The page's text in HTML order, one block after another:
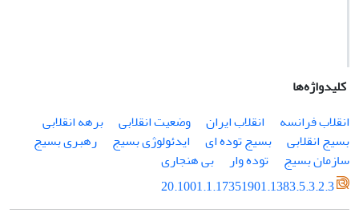
کلیدواژه‌ها
انقلاب فرانسه
انقلاب ایران وضعیت انقلابی
برهه انقلابی
بسیج انقلابی
بسیج توده ای ایدئولوژی بسیج
رهبری بسیج
سازمان بسیج
توده وار
بی هنجاری
20.1001.1.17351901.1383.5.3.2.3